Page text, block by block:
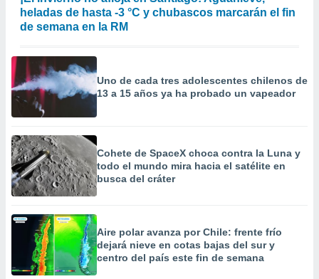
heladas de hasta -3 °C y chubascos marcarán el fin
de semana en la RM
Uno de cada tres adolescentes chilenos de
13 a 15 años ya ha probado un vapeador
Cohete de SpaceX choca contra la Luna y
todo el mundo mira hacia el satélite en
busca del cráter
Aire polar avanza por Chile: frente frío
dejará nieve en cotas bajas del sur y
centro del país este fin de semana